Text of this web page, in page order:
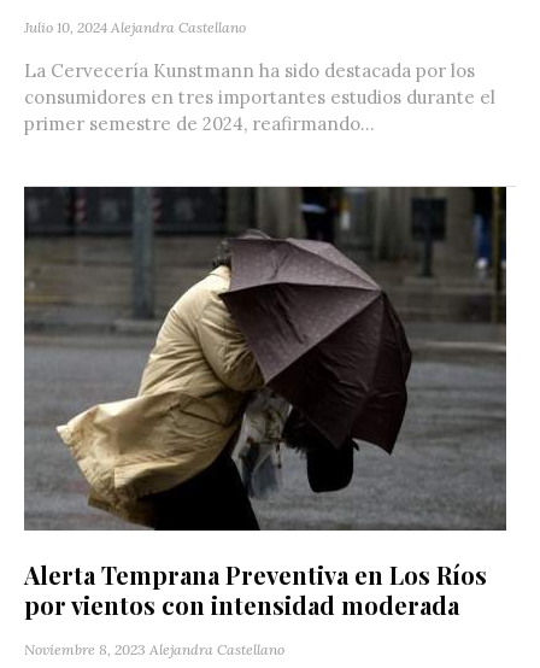
Julio 10, 2024 Alejandra Castellano
La Cervecería Kunstmann ha sido destacada por los
consumidores en tres importantes estudios durante el
primer semestre de 2024, reafirmando...
Alerta Temprana Preventiva en Los Ríos
por vientos con intensidad moderada
Noviembre 8, 2023 Alejandra Castellano